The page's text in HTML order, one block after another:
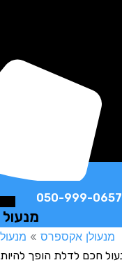
050-999-
מנעול
אקספרס»מנעולים»
לדלת הופך להיות